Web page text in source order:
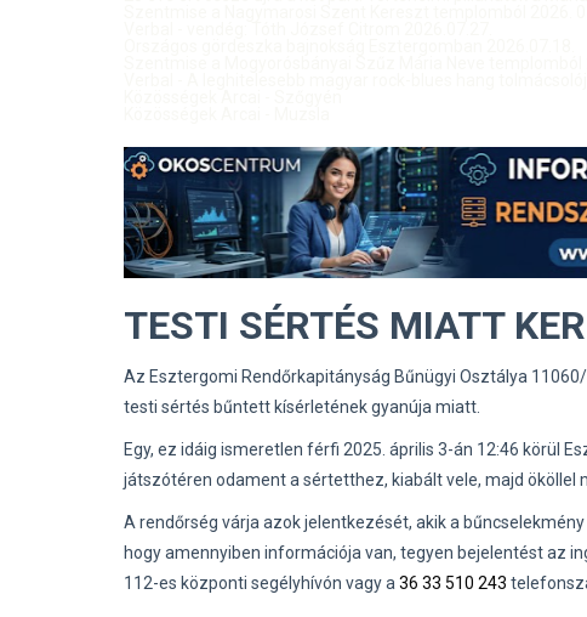
TESTI SÉRTÉS MIATT
Az Esztergomi Rendőrkapitányság Bűnügyi Osztálya
testi sértés bűntett kísérletének gyanúja miatt.
Egy, ez idáig ismeretlen férfi 2025. április 3-án 12:46 körül
játszótéren odament a sértetthez, kiabált vele, majd ököllel
A rendőrség várja azok jelentkezését, akik a
hogy amennyiben információja van, tegyen bejelentést az
112-es központi segélyhívón vagy a 36 33 510 243